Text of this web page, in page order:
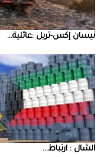
نيسان‭ ‬إكس‭-‬تريل‭: ‬عائلية‭ ...
‮‬الشال‮ ‬‭: ‬ارتباط‭ ...